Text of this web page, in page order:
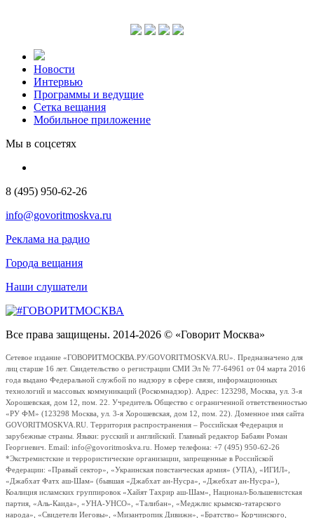
Новости
Интервью
Программы и ведущие
Сетка вещания
Мобильное приложение
Мы в соцсетях
8 (495) 950-62-26
info@govoritmoskva.ru
Реклама на радио
Города вещания
Наши слушатели
Все права защищены. 2014-2026 © «Говорит Москва»
Сетевое издание «ГОВОРИТМОСКВА.РУ/GOVORITMOSKVA.RU». Предназначено для
лиц старше 16 лет. Свидетельство о регистрации СМИ Эл № 77-64961 от 04 марта 2016
года выдано Федеральной службой по надзору в сфере связи, информационных
технологий и массовых коммуникаций (Роскомнадзор). Адрес: 123298, Москва, ул. 3-я
Хорошевская, дом 12, пом. 22. Учредитель Общество с ограниченной ответственностью
«РУ ФМ» (123298 Москва, ул. 3-я Хорошевская, дом 12, пом. 22). Доменное имя сайта
GOVORITMOSKVA.RU. Территория распространения – Российская Федерация и
зарубежные страны. Языки: русский и английский. Главный редактор Бабаян Роман
Георгиевич. Email: info@govoritmoskva.ru. Номер телефона: +7 (495) 950-62-26
*Экстремистские и террористические организации, запрещенные в Российской
Федерации: «Правый сектор», «Украинская повстанческая армия» (УПА), «ИГИЛ»,
«Джабхат Фатх аш-Шам» (бывшая «Джабхат ан-Нусра», «Джебхат ан-Нусра»),
Коалиция исламских группировок «Хайят Тахрир аш-Шам», Национал-Большевистская
партия, «Аль-Каида», «УНА-УНСО», «Талибан», «Меджлис крымско-татарского
народа», «Свидетели Иеговы», «Мизантропик Дивижн», «Братство» Корчинского,